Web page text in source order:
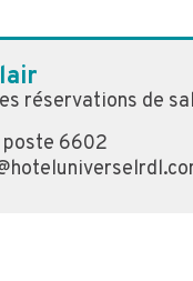
réservations de
6602